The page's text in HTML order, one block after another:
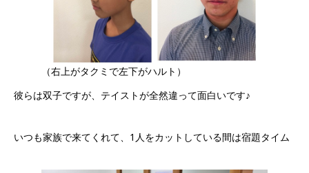
（右上がタクミで左下がハルト）
彼らは双子ですが、テイストが全然違って面白いです♪
いつも家族で来てくれて、1人をカットしている間は宿題タイム